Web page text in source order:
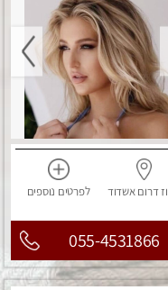
דרוםאשדוד לפרטים נוספים
055-4531866